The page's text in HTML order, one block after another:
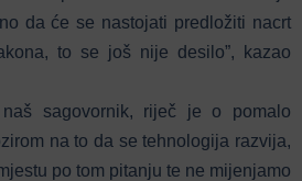
da će se nastojati predložiti nacrt
to se još nije desilo”, kazao
sagovornik, riječ je o pomalo
na to da se tehnologija razvija,
po tom pitanju te ne mijenjamo